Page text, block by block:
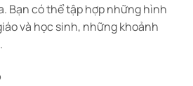
Bạn có thể tập hợp những hình
và học sinh, những khoảnh